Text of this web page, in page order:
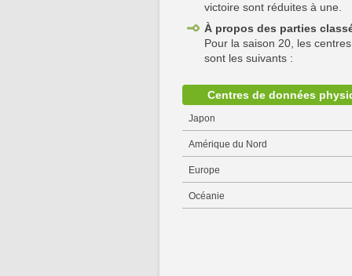
victoire sont réduites à une.
À propos des parties
Pour la saison 20, les
sont les suivants :
Centres de données
Japon
Amérique du Nord
Europe
Océanie